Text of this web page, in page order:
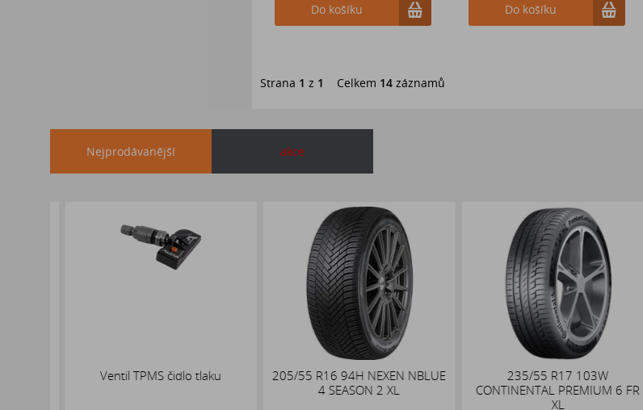
Do košíku
Do košíku
Strana 1 z 1 Celkem 14 záznamů
Nejprodávanější akce
Ventil TPMS čidlo tlaku
205/55 R16 94H NEXEN NBLUE
4 SEASON 2 XL
235/55 R17 103W
CONTINENTAL PREMIUM 6 FR